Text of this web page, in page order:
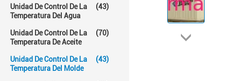
Unidad De Control De La
Temperatura Del Agua
(43)
Unidad De Control De La
Temperatura De Aceite
(70)
Unidad De Control De La
Temperatura Del Molde
(43)